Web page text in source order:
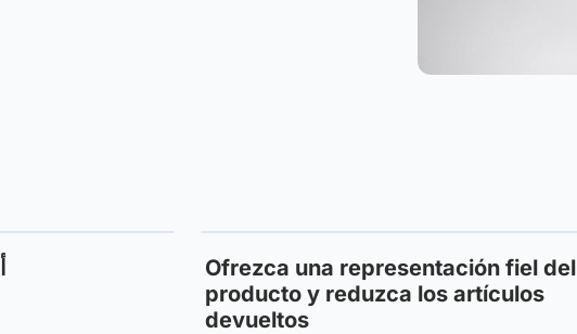
Ofrezca una representación fiel del
producto y reduzca los artículos
devueltos